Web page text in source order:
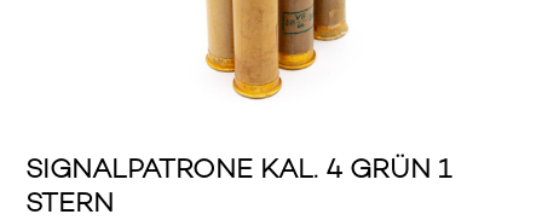
SIGNALPATRONE KAL. 4 GRÜN 1
STERN